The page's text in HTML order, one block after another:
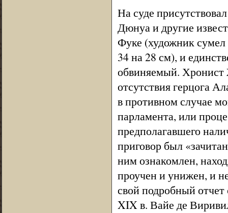
На суде
Дюнуа и другие
Фуке (художник
34 на 28 см), и
обвиняемый.
отсутствия герцога
в противном случае
парламента, или
предполагавшего
приговор был
ним ознакомлен,
проучен и унижен, и
свой подробный
XIX в. Вайе де